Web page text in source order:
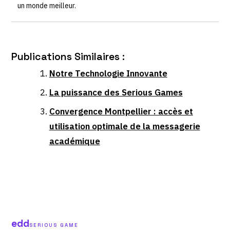
un monde meilleur.
Publications Similaires :
Notre Technologie Innovante
La puissance des Serious Games
Convergence Montpellier : accès et
utilisation optimale de la messagerie
académique
eddSERIOUS GAME